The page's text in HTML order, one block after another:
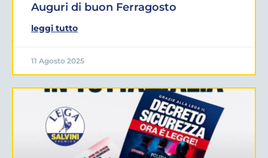
Auguri di buon Ferragosto
leggi tutto
11 Agosto 2025